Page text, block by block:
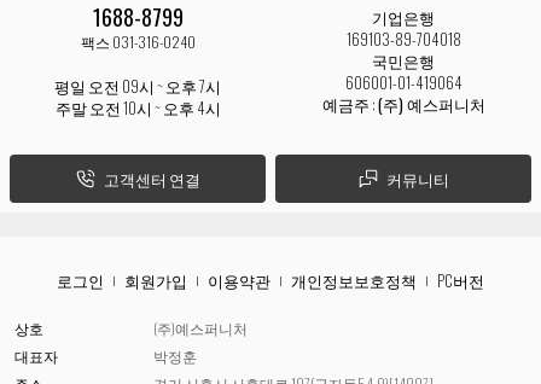
1688-8799
팩스 031-316-0240
평일 오전 09시 ~ 오후 7시
주말 오전 10시 ~ 오후 4시
고객센터 연결
기업은행
169103-89-704018
국민은행
606001-01-419064
예금주 :(주) 예스퍼니처
커뮤니티
로그인 회원가입 이용약관 개인정보보호정책 PC버전
상호
(주)예스퍼니처
대표자
박정훈